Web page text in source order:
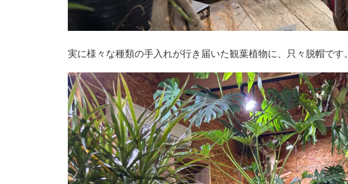
実に様々な種類の手入れが行き届いた観葉植物に、只々脱帽です。